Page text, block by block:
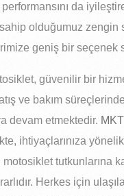
da
olduğumuz zengin
geniş bir seçenek
güvenilir bir
ve bakım
devam etmektedir.
ihtiyaçlarınıza
motosiklet tutkunlarına
Herkes için